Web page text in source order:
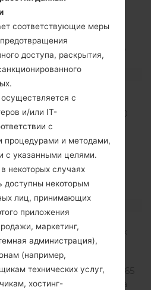
512MB
microSD, до 32 GB, 2GB
included
и данные
GSM 850/900/1800/1900
MHz
HSDPA 900/2100 MHz
-
-
GPRS, EDGE, HSDPA,
UMTS
Дисплей
3.5 in (~52.9%
соотношение экрана к
телу)
TFT
320 x 480 пикселей (~165
плотность пикселей на
соответствующие меры
доступа, раскрытия,
с
и/или IT-
с
процедурами и методами,
с указанными целями.
некоторых случаях
доступны некоторым
лиц, принимающих
приложения
маркетинг,
администрация),
(например,
технических услуг,
хостинг-